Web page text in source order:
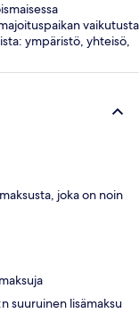
vaikutusta
ympäristö, yhteisö,
joka on noin
suuruinen lisämaksu